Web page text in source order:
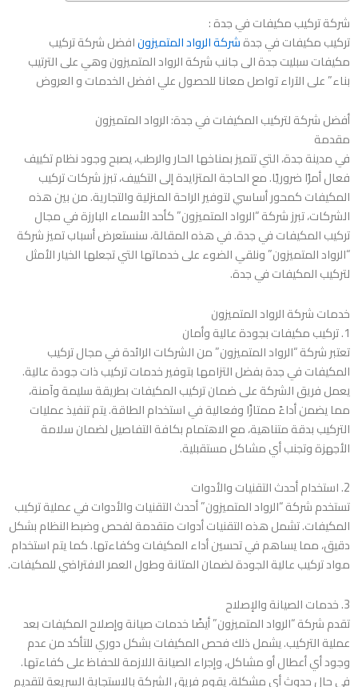
شركة تركيب مكيفات في جدة :
تركيب مكيفات في جدةشركة الرواد المتميزونافضل شركة تركيب
مكيفات سبليت جدة الى جانب شركة الرواد المتميزون وهي على الترتيب
بناء” على الآراء تواصل معانا للحصول علي افضل الخدمات و العروض
أفضل شركة لتركيب المكيفات في جدة: الرواد المتميزون
مقدمة
في مدينة جدة، التي تتميز بمناخها الحار والرطب، يصبح وجود نظام تكييف
فعال أمرًا ضروريًا. مع الحاجة المتزايدة إلى التكييف، تبرز شركات تركيب
المكيفات كمحور أساسي لتوفير الراحة المنزلية والتجارية. من بين هذه
الشركات، تبرز شركة “الرواد المتميزون” كأحد الأسماء البارزة في مجال
تركيب المكيفات في جدة. في هذه المقالة، سنستعرض أسباب تميز شركة
“الرواد المتميزون” ونلقي الضوء على خدماتها التي تجعلها الخيار الأمثل
لتركيب المكيفات في جدة.
خدمات شركة الرواد المتميزون
1. تركيب مكيفات بجودة عالية وأمان
تعتبر شركة “الرواد المتميزون” من الشركات الرائدة في مجال تركيب
المكيفات في جدة بفضل التزامها بتوفير خدمات تركيب ذات جودة عالية.
يعمل فريق الشركة على ضمان تركيب المكيفات بطريقة سليمة وآمنة،
مما يضمن أداءً ممتازًا وفعالية في استخدام الطاقة. يتم تنفيذ عمليات
التركيب بدقة متناهية، مع الاهتمام بكافة التفاصيل لضمان سلامة
الأجهزة وتجنب أي مشاكل مستقبلية.
2. استخدام أحدث التقنيات والأدوات
تستخدم شركة “الرواد المتميزون” أحدث التقنيات والأدوات في عملية تركيب
المكيفات. تشمل هذه التقنيات أدوات متقدمة لفحص وضبط النظام بشكل
دقيق، مما يساهم في تحسين أداء المكيفات وكفاءتها. كما يتم استخدام
مواد تركيب عالية الجودة لضمان المتانة وطول العمر الافتراضي للمكيفات.
3. خدمات الصيانة والإصلاح
تقدم شركة “الرواد المتميزون” أيضًا خدمات صيانة وإصلاح المكيفات بعد
عملية التركيب. يشمل ذلك فحص المكيفات بشكل دوري للتأكد من عدم
وجود أي أعطال أو مشاكل، وإجراء الصيانة اللازمة للحفاظ على كفاءتها.
في حال حدوث أي مشكلة، يقوم فريق الشركة بالاستجابة السريعة لتقديم